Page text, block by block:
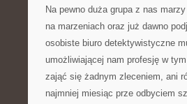
Na pewno duża grupa z nas
na marzeniach oraz już dawno
osobiste biuro detektywistyczne
umożliwiającej nam profesję w
zająć się żadnym zleceniem, ani
najmniej miesiąc prze odbyciem